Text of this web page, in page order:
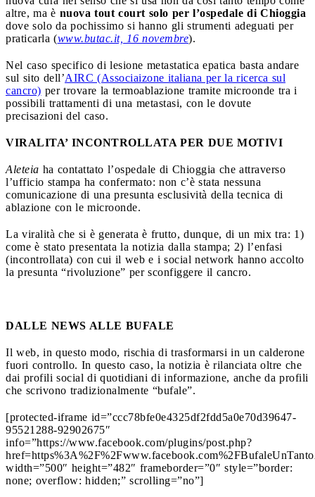
altre, ma è nuova tout court solo per l’ospedale di Chioggia
dove solo da pochissimo si hanno gli strumenti adeguati per
praticarla (www.butac.it, 16 novembre).
Nel caso specifico di lesione metastatica epatica basta andare
sul sito dell’AIRC (Associaizone italiana per la ricerca sul
cancro) per trovare la termoablazione tramite microonde tra i
possibili trattamenti di una metastasi, con le dovute
precisazioni del caso.
VIRALITA’ INCONTROLLATA PER DUE MOTIVI
Aleteia ha contattato l’ospedale di Chioggia che attraverso
l’ufficio stampa ha confermato: non c’è stata nessuna
comunicazione di una presunta esclusività della tecnica di
ablazione con le microonde.
La viralità che si è generata è frutto, dunque, di un mix tra: 1)
come è stato presentata la notizia dalla stampa; 2) l’enfasi
(incontrollata) con cui il web e i social network hanno accolto
la presunta “rivoluzione” per sconfiggere il cancro.
DALLE NEWS ALLE BUFALE
Il web, in questo modo, rischia di trasformarsi in un calderone
fuori controllo. In questo caso, la notizia è rilanciata oltre che
dai profili social di quotidiani di informazione, anche da profili
che scrivono tradizionalmente “bufale”.
[protected-iframe id=”ccc78bfe0e4325df2fdd5a0e70d39647-
95521288-92902675″
info=”https://www.facebook.com/plugins/post.php?
width=”500″ height=”482″ frameborder=”0″ style=”border:
none; overflow: hidden;” scrolling=”no”]